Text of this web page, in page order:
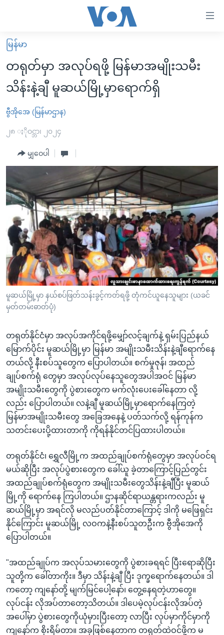
လွယ်ကူ
စေ
သည့်
များ
ပင်မ
ကြည့်
ရန်
ညွန်း
စာမျက်နှာ
သို့
ကျော်
ကြည့်
ရန်
ရန်
နေရာ
သို့
ကျော်
ရန်
မူလစာမျက်နှာ
မြန်မာ
ကမ္ဘာ့သတင်းများ
နိုင်ငံတကာ
အစ္စရေး-ပါလက်စတိုင်း
ဗွီဒီယို
အင်္ဂလိပ်စာလေ့လာမယ်
အမေရိကန်သုံးအီဒီယံ
မကြေးမုံရဲ့ အင်္ဂလိပ်စာ
ရုပ်ရှင်ထဲက အင်္ဂလိပ်စာ
သုတပဒေသာ အင်္ဂလိပ်စာ
အပတ်စဉ်ကဏ္ဍများ
ရေဒီယို
တီဗွီ
ရေဒီယိုနှင့်ရုပ်သံ အချက်အလက်များ
ရေဒီယို/တီဗွီအစီအစဉ်
Learning English
ဗွီအိုအေ လူမှုကွန်ယက်များ
မြန်မာ
တရုတ်မှာ အလုပ်ရဖို့ မြန်မာအမျိုးသမီး
သိန်းနဲ့ချီ မူဆယ်မြို့မှာရောက်ရှိ
ဗွီအိုအေ (မြန်မာဌာန)
၂၈ ႏိုဝင္ဘာ၊ ၂၀၂၄
မျှဝေပါ
မူဆယ်မြို့မှာ နယ်စပ်ဖြတ်သန်းခွင့်ကတ်ရဖို့ တုံကင်ယူနေသူများ (ယခင်
မှတ်တမ်းဓာတ်ပုံ)
တရုတ်နိုင်ငံမှာ အလုပ်အကိုင်ရဖို့မျှော်လင့်ချက်နဲ့ ရှမ်းပြည်နယ်
မြောက်ပိုင်း မူဆယ်မြို့မှာ မြန်မာ အမျိုးသမီးသိန်းနဲ့ချီရောက်နေ
တယ်လို့ နီးစပ်သူတွေက ပြောပါတယ်။ စက်မှုဇုန်၊ အထည်
ချုပ်စက်ရုံ တွေမှာ အလုပ်လုပ်နေသူတွေအပါအဝင် မြန်မာ
အမျိုးသမီးတွေကို ပွဲစားတွေက မက်လုံးပေးခေါ်နေတာ လို့
လည်း ပြောပါတယ်။ လနဲ့ချီ မူဆယ်မြို့မှာရောက်နေကြတဲ့
မြန်မာအမျိုးသမီးတွေ အခြေအနေနဲ့ ပတ်သက်လို့ ရန်ကုန်က
သတင်းပေးပို့ထားတာကို ကိုရန်နိုင်တင်ပြထားပါတယ်။
တရုတ်နိုင်ငံ၊ ရွှေလီမြို့က အထည်ချုပ်စက်ရုံတွေမှာ အလုပ်ဝင်ရ
မယ်ဆိုပြီး အလုပ်ပွဲစားတွေက ခေါ်ယူ ခဲ့တာကြောင့်ပြည်တွင်း
အထည်ချုပ်စက်ရုံတွေက အမျိုးသမီးတွေသိန်းနဲ့ချီပြီး မူဆယ်
မြို့ကို ရောက်နေ ကြပါတယ်။ ဌာနဆိုင်ရာယန္တရားကလည်း မူ
ဆယ်မြို့မှာ အရင်လို မလည်ပတ်နိုင်တာကြောင့် ဒါကို မဖြေရှင်း
နိုင်ကြောင်း မူဆယ်မြို့ လဝကနဲ့နီးစပ်သူတဦးက ဗွီအိုအေကို
ပြောပါတယ်။
"အထည်ချုပ်က အလုပ်သမားတွေကို ပွဲစားခရရင် ပြီးရောဆိုပြီး
သူတို့က ခေါ်တာကိုး။ ဒီမှာ သိန်းနဲ့ချီ ပြီး ဒုက္ခရောက်နေတယ်။ ဒါ
ကတော့ ကျနော်တို့ မျက်မြင်ပေါ့နော်၊ တွေ့နေရတဲ့ဟာတွေ။
လုပ်ငန်း လိုအပ်တာတော့သိတယ်။ ဒါပေမဲ့လုပ်ငန်းလိုအပ်တဲ့
အပေါ်မှာ ပွဲစားတွေကိုယုံမှားပြီးတော့ လာပြီး လုပ်မှာကိုင်မှာကို
ကျနော်က စိုးရိမ်တာ။ အခုဖြစ်နေတာက တရုတ်ထဲဝင်ဖို့က မ